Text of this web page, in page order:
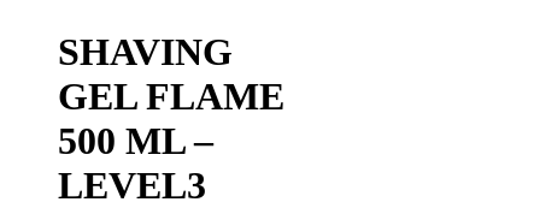
SHAVING
GEL FLAME
500 ML –
LEVEL3